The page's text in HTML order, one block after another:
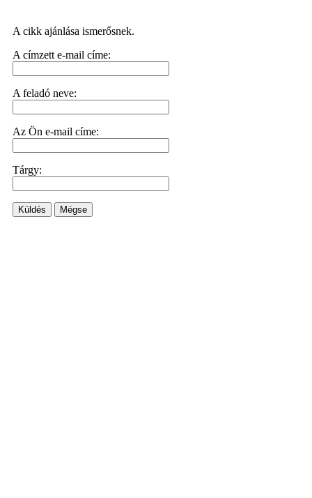
A cikk ajánlása ismerősnek.
A címzett e-mail címe:
A feladó neve:
Az Ön e-mail címe:
Tárgy:
Küldés Mégse